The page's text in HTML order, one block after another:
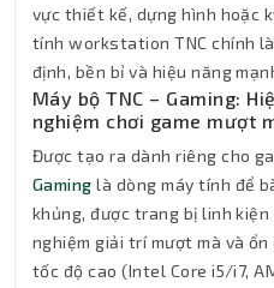
vực thiết kế, dựng hình hoặc
tính workstation TNC chính
định, bền bỉ và hiệu năng
Máy bộ TNC – Gaming:
nghiệm chơi game mượt
Được tạo ra dành riêng cho
Gaming là dòng máy tính để
khủng, được trang bị linh
nghiệm giải trí mượt mà và ổn
tốc độ cao (Intel Core i5/i7,